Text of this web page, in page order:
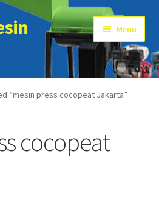
Menu
“mesin press cocopeat Jakarta”
cocopeat